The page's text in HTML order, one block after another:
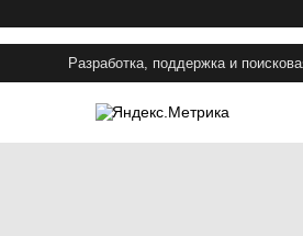
Разработка, поддержка и